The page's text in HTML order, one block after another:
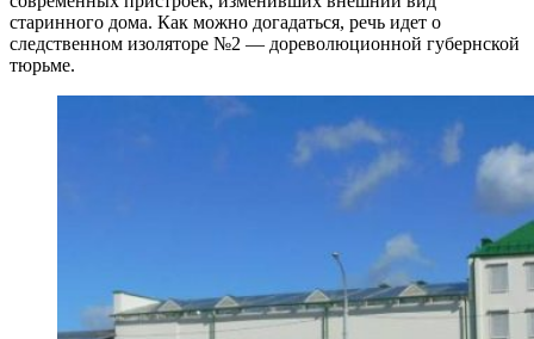
старинного дома. Как можно догадаться, речь идет о
следственном изоляторе №2 — дореволюционной губернской
тюрьме.